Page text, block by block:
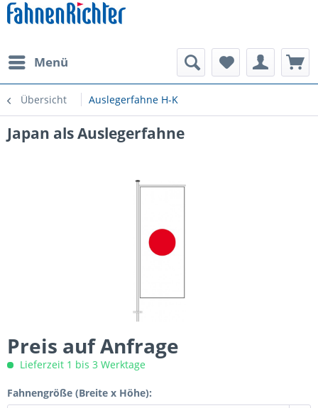
Menü
Übersicht Auslegerfahne H-K
Japan als Auslegerfahne
Preis auf Anfrage
Lieferzeit 1 bis 3 Werktage
Fahnengröße (Breite x Höhe):